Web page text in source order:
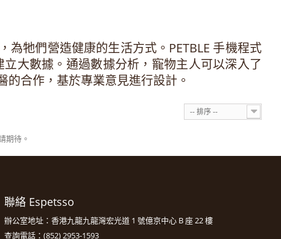
為牠們營造健康的生活方式。PETBLE 手機程式
大數據。通過數據分析，寵物主人可以深入了
的合作，基於專業意見進行設計。
-- 排序 --
期待。
聯絡 Espetsso
辦公室地址：香港九龍九龍灣宏光道 1 號億京中心 B 座 22 樓
查詢電話：(852) 2953-1593